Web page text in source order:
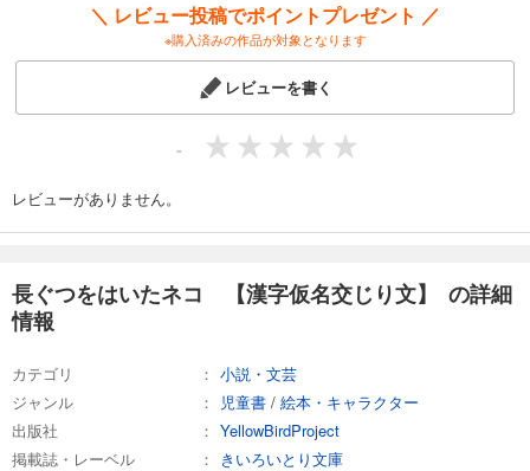
＼ レビュー投稿でポイントプレゼント ／
※購入済みの作品が対象となります
レビューを書く
-
レビューがありません。
長ぐつをはいたネコ 【漢字仮名交じり文】 の詳細
情報
カテゴリ
小説・文芸
ジャンル
児童書 / 絵本・キャラクター
出版社
YellowBirdProject
掲載誌・レーベル
きいろいとり文庫